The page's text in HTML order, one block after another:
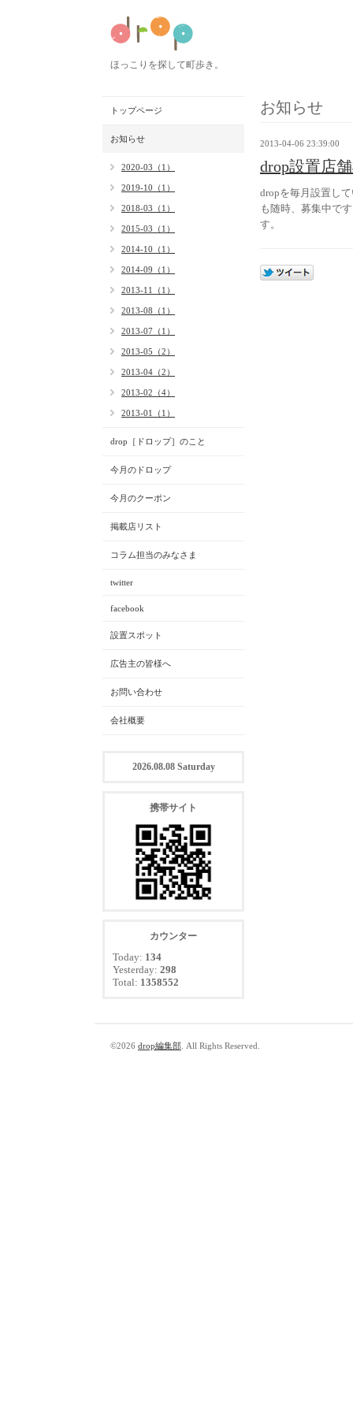
ほっこりを探して町歩き。
お知らせ
2013-04-06 23:39:00
drop設置店
dropを毎月設置し
も随時、募集中で
す。
トップページ
お知らせ
2020-03（1）
2019-10（1）
2018-03（1）
2015-03（1）
2014-10（1）
2014-09（1）
2013-11（1）
2013-08（1）
2013-07（1）
2013-05（2）
2013-04（2）
2013-02（4）
2013-01（1）
drop［ドロップ］のこと
今月のドロップ
今月のクーポン
掲載店リスト
コラム担当のみなさま
twitter
facebook
設置スポット
広告主の皆様へ
お問い合わせ
会社概要
2026.08.08 Saturday
携帯サイト
カウンター
Today: 134
Yesterday: 298
Total: 1358552
©2026 drop編集部 . All Rights Reserved.